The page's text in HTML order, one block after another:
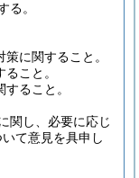
る。
に関すること。
こと。
ること。
関し、必要に応じ
て意見を具申し